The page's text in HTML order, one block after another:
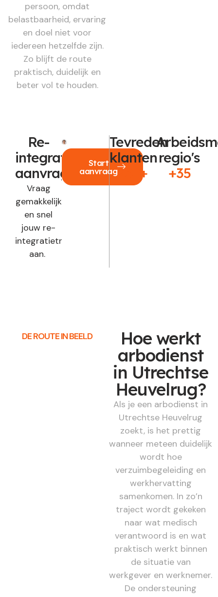
persoon, omdat
belastbaarheid, ervaring
en doel niet voor
iedereen hetzelfde zijn.
Zo blijft de route
praktisch, duidelijk en
beter vol te houden.
Re-
integratie
aanvragen?
Vraag
gemakkelijk
en snel
jouw re-
integratietraject
aan.
Start
aanvraag
Tevreden
klanten
250+
regio's
+35
DE ROUTE IN BEELD Hoe werkt
arbodienst
in Utrechtse
Heuvelrug?
Als je een arbodienst in
Utrechtse Heuvelrug
zoekt, is het prettig
wanneer meteen duidelijk
wordt hoe
verzuimbegeleiding en
werkhervatting
samenkomen. In zo’n
traject wordt gekeken
naar wat medisch
verantwoord is en wat
praktisch werkt binnen
de situatie van
werkgever en werknemer.
De ondersteuning